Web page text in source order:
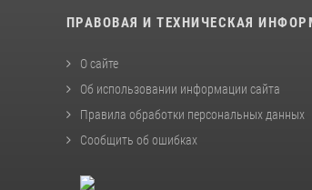
ПРАВОВАЯ И ТЕХНИЧЕСКАЯ
О сайте
Об использовании информации сайта
Правила обработки персональных данных
Сообщить об ошибках